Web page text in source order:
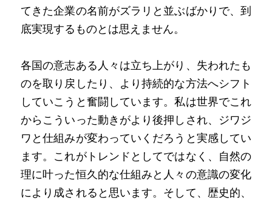
てきた企業の名前がズラリと並ぶばかりで、到
底実現するものとは思えません。
各国の意志ある人々は立ち上がり、失われたも
のを取り戻したり、より持続的な方法へシフト
していこうと奮闘しています。私は世界でこれ
からこういった動きがより後押しされ、ジワジ
ワと仕組みが変わっていくだろうと実感してい
ます。これがトレンドとしてではなく、自然の
理に叶った恒久的な仕組みと人々の意識の変化
により成されると思います。そして、歴史的、